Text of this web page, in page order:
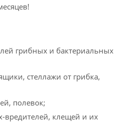
грибных и бактериальных
стеллажи от грибка,
полевок;
вредителей, клещей и их